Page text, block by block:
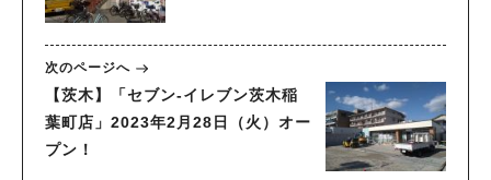
次のページへ
【茨木】「セブン-イレブン茨木稲
葉町店」2023年2月28日（火）オー
プン！